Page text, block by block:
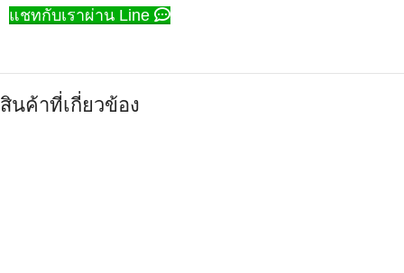
แชทกับเราผ่าน Line
สินค้าที่เกี่ยวข้อง